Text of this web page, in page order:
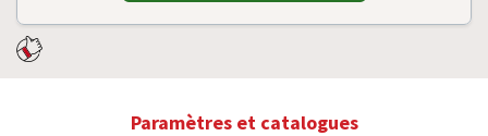
Paramètres et catalogues